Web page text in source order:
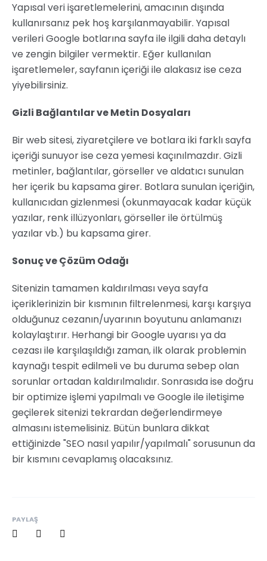
Yapısal veri işaretlemelerini, amacının dışında
kullanırsanız pek hoş karşılanmayabilir. Yapısal
verileri Google botlarına sayfa ile ilgili daha detaylı
ve zengin bilgiler vermektir. Eğer kullanılan
işaretlemeler, sayfanın içeriği ile alakasız ise ceza
yiyebilirsiniz.
Gizli Bağlantılar ve Metin Dosyaları
Bir web sitesi, ziyaretçilere ve botlara iki farklı sayfa
içeriği sunuyor ise ceza yemesi kaçınılmazdır. Gizli
metinler, bağlantılar, görseller ve aldatıcı sunulan
her içerik bu kapsama girer. Botlara sunulan içeriğin,
kullanıcıdan gizlenmesi (okunmayacak kadar küçük
yazılar, renk illüzyonları, görseller ile örtülmüş
yazılar vb.) bu kapsama girer.
Sonuç ve Çözüm Odağı
Sitenizin tamamen kaldırılması veya sayfa
içeriklerinizin bir kısmının filtrelenmesi, karşı karşıya
olduğunuz cezanın/uyarının boyutunu anlamanızı
kolaylaştırır. Herhangi bir Google uyarısı ya da
cezası ile karşılaşıldığı zaman, ilk olarak problemin
kaynağı tespit edilmeli ve bu duruma sebep olan
sorunlar ortadan kaldırılmalıdır. Sonrasıda ise doğru
bir optimize işlemi yapılmalı ve Google ile iletişime
geçilerek sitenizi tekrardan değerlendirmeye
almasını istemelisiniz. Bütün bunlara dikkat
ettiğinizde "SEO nasıl yapılır/yapılmalı" sorusunun da
bir kısmını cevaplamış olacaksınız.
PAYLAŞ